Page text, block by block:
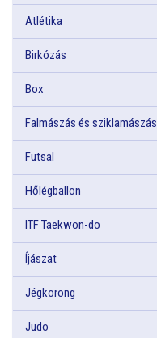
Atlétika
Birkózás
Box
Falmászás és sziklamászás
Futsal
Hőlégballon
ITF Taekwon-do
Íjászat
Jégkorong
Judo